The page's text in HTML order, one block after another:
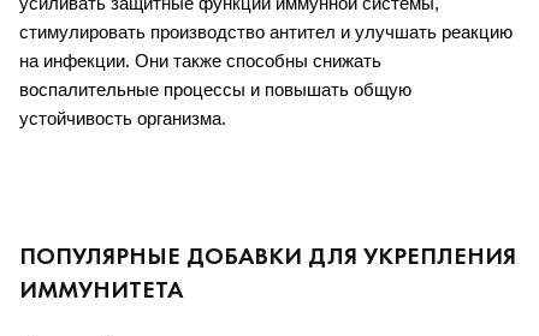
стимулировать производство антител и улучшать реакцию
на инфекции. Они также способны снижать
воспалительные процессы и повышать общую
устойчивость организма.
ПОПУЛЯРНЫЕ ДОБАВКИ ДЛЯ УКРЕПЛЕНИЯ
ИММУНИТЕТА